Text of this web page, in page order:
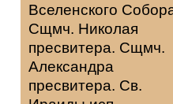
Вселенского
Сщмч. Николая
пресвитера. Сщмч.
Александра
пресвитера. Св.